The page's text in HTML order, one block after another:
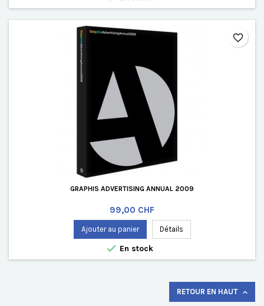
GRAPHIS ADVERTISING ANNUAL 2009
Prix
99,00 CHF
Ajouter au panier Détails
 En stock
favorite_border
RETOUR EN HAUT 